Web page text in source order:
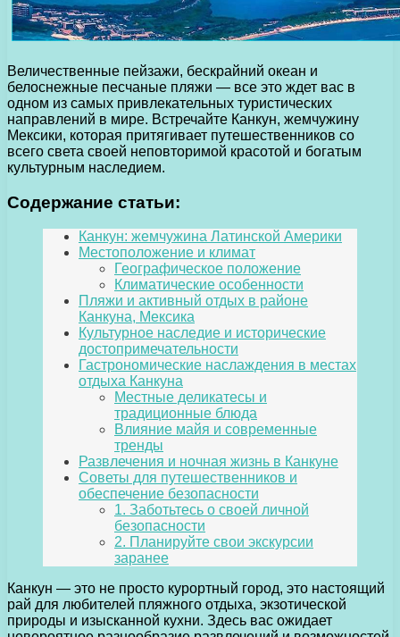
Величественные пейзажи, бескрайний океан и
белоснежные песчаные пляжи — все это ждет вас в
одном из самых привлекательных туристических
направлений в мире. Встречайте Канкун, жемчужину
Мексики, которая притягивает путешественников со
всего света своей неповторимой красотой и богатым
культурным наследием.
Содержание статьи:
Канкун: жемчужина Латинской Америки
Местоположение и климат
Географическое положение
Климатические особенности
Пляжи и активный отдых в районе
Канкуна, Мексика
Культурное наследие и исторические
достопримечательности
Гастрономические наслаждения в местах
отдыха Канкуна
Местные деликатесы и
традиционные блюда
Влияние майя и современные
тренды
Развлечения и ночная жизнь в Канкуне
Советы для путешественников и
обеспечение безопасности
1. Заботьтесь о своей личной
безопасности
2. Планируйте свои экскурсии
заранее
Канкун — это не просто курортный город, это настоящий
рай для любителей пляжного отдыха, экзотической
природы и изысканной кухни. Здесь вас ожидает